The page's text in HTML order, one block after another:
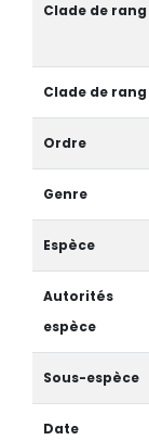
Clade de rang
Clade de rang
Ordre
Genre
Espèce
Autorités
espèce
Sous-espèce
Date